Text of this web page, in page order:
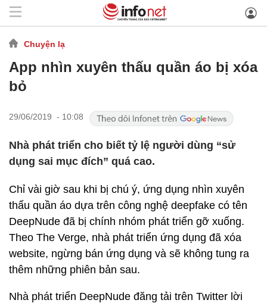
Chuyện lạ
App nhìn xuyên thấu quần áo bị xóa
bỏ
29/06/2019 - 10:08
Nhà phát triển cho biết tỷ lệ người dùng “sử
dụng sai mục đích” quá cao.
Chỉ vài giờ sau khi bị chú ý, ứng dụng nhìn xuyên
thấu quần áo dựa trên công nghệ deepfake có tên
DeepNude đã bị chính nhóm phát triển gỡ xuống.
Theo The Verge, nhà phát triển ứng dụng đã xóa
website, ngừng bán ứng dụng và sẽ không tung ra
thêm những phiên bản sau.
Nhà phát triển DeepNude đăng tải trên Twitter lời